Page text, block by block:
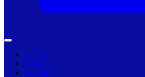
Primarii
Companii
Articole